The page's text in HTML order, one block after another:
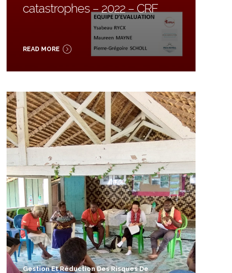
catastrophes – 2022 – CRF
READ MORE
Gestion Et Réduction Des Risques De